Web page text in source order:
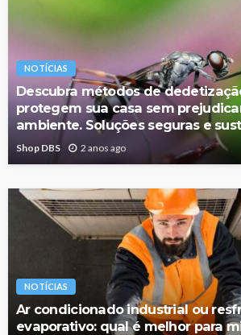
NOTÍCIAS
Descubra métodos de
protegem sua casa sem
ambiente. Soluções seguras e
Shop DBS 2 anos ago
NOTÍCIAS
Ar condicionado industrial ou
evaporativo: qual é melhor para